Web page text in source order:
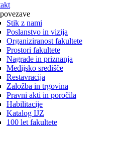
Stik z nami
Poslanstvo in vizija
Organiziranost fakultete
Prostori fakultete
Nagrade in priznanja
Medijsko središče
Restavracija
Založba in trgovina
Pravni akti in poročila
Habilitacije
Katalog IJZ
100 let fakultete